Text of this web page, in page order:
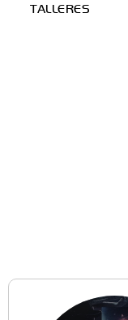
TALLERES